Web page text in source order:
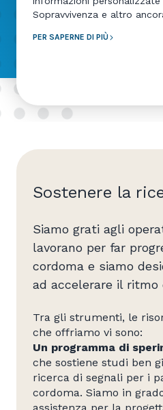
Sopravvivenza e altro
PER SAPERNE DI PIÙ
Sostenere la
Siamo grati agli
lavorano per far
cordoma e siamo
ad accelerare il ritmo
Tra gli strumenti, le
che offriamo vi sono:
Un programma di
che sostiene studi ben
ricerca di segnali per i
cordoma. Siamo in